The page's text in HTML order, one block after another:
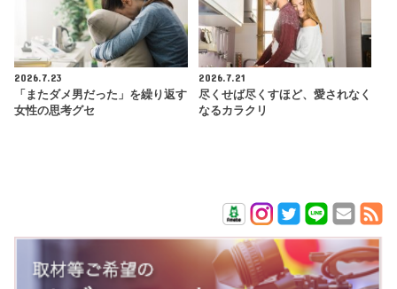
2026.7.23
「またダメ男だった」を繰り返す
女性の思考グセ
2026.7.21
尽くせば尽くすほど、愛されなく
なるカラクリ